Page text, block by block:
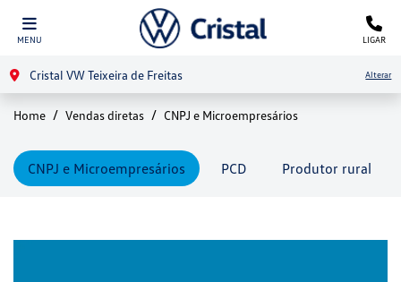
MENU LIGAR
Cristal VW Teixeira de Freitas Alterar
Home Vendas diretas CNPJ e Microempresários
PCD
CNPJ e Microempresários Produtor rural